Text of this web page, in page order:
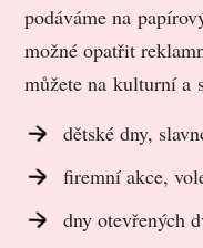
podáváme na
možné opatřit
můžete na kulturní a
dětské dny,
firemní akce,
dny otevřených